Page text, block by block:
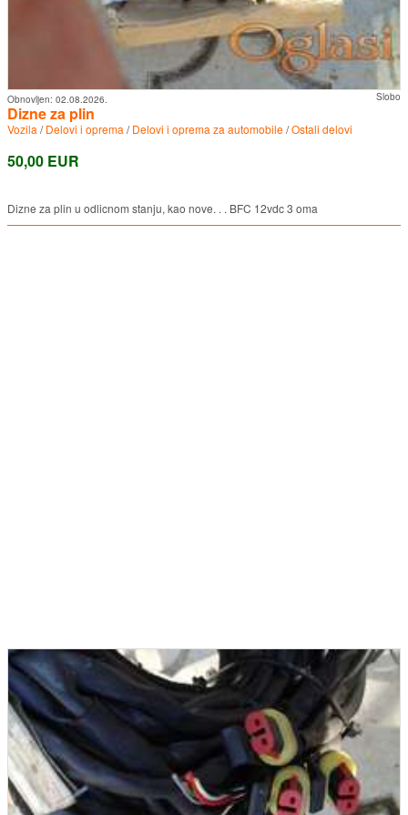
Slobo
Obnovljen: 02.08.2026.
Dizne za plin
Vozila /Delovi i oprema /Delovi i oprema za automobile/Ostali delovi
50,00 EUR
Dizne za plin u odlicnom stanju, kao nove. . . BFC 12vdc 3 oma